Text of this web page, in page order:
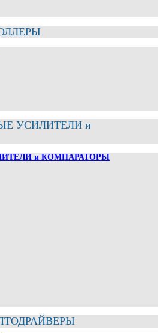
УСИЛИТЕЛИ и
и КОМПАРАТОРЫ